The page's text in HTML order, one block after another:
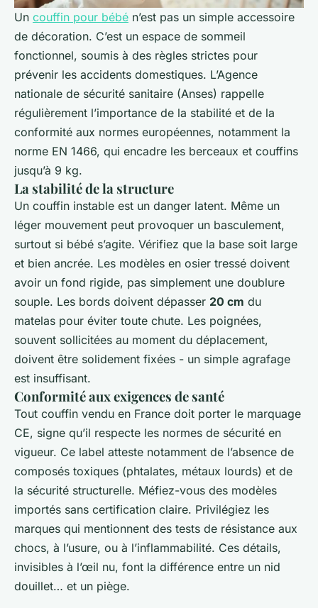
Un couffin pour bébé n’est pas un simple accessoire
de décoration. C’est un espace de sommeil
fonctionnel, soumis à des règles strictes pour
prévenir les accidents domestiques. L’Agence
nationale de sécurité sanitaire (Anses) rappelle
régulièrement l’importance de la stabilité et de la
conformité aux normes européennes, notamment la
norme EN 1466, qui encadre les berceaux et couffins
jusqu’à 9 kg.
La stabilité de la structure
Un couffin instable est un danger latent. Même un
léger mouvement peut provoquer un basculement,
surtout si bébé s’agite. Vérifiez que la base soit large
et bien ancrée. Les modèles en osier tressé doivent
avoir un fond rigide, pas simplement une doublure
souple. Les bords doivent dépasser 20 cm du
matelas pour éviter toute chute. Les poignées,
souvent sollicitées au moment du déplacement,
doivent être solidement fixées - un simple agrafage
est insuffisant.
Conformité aux exigences de santé
Tout couffin vendu en France doit porter le marquage
CE, signe qu’il respecte les normes de sécurité en
vigueur. Ce label atteste notamment de l’absence de
composés toxiques (phtalates, métaux lourds) et de
la sécurité structurelle. Méfiez-vous des modèles
importés sans certification claire. Privilégiez les
marques qui mentionnent des tests de résistance aux
chocs, à l’usure, ou à l’inflammabilité. Ces détails,
invisibles à l’œil nu, font la différence entre un nid
douillet… et un piège.